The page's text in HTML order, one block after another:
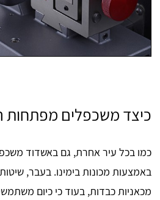
כיצד משכפלים מפתחות
כמו בכל עיר אחרת, גם באשדוד
באמצעות מכונות בימינו. בעבר,
מכאניות כבדות, בעוד כי כיום